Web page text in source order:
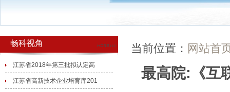
畅科视角
江苏省2018年第三批拟认定高
江苏省高新技术企业培育库201
当前位置： 网站首
最高院:《互